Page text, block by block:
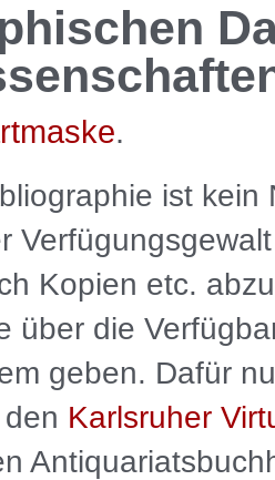
.
ist kein
Kopien etc.
über die
geben. Dafür
Karlsruher